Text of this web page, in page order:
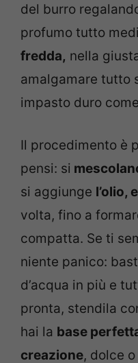
del burro
profumo tutto
fredda, nella
amalgamare tutto
impasto duro
Il procedimento è
pensi: si
si aggiunge l’olio,
volta, fino a
compatta. Se ti
niente panico:
d’acqua in più e
pronta, stendila
hai la base
creazione, dolce